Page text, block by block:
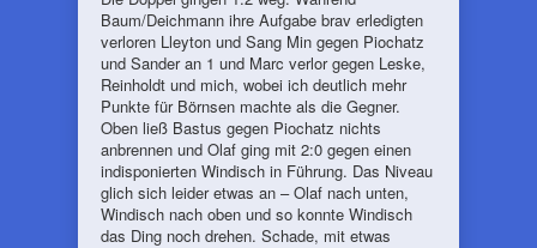
Baum/Deichmann ihre Aufgabe brav erledigten
verloren Lleyton und Sang Min gegen Piochatz
und Sander an 1 und Marc verlor gegen Leske,
Reinholdt und mich, wobei ich deutlich mehr
Punkte für Börnsen machte als die Gegner.
Oben ließ Bastus gegen Piochatz nichts
anbrennen und Olaf ging mit 2:0 gegen einen
indisponierten Windisch in Führung. Das Niveau
glich sich leider etwas an – Olaf nach unten,
Windisch nach oben und so konnte Windisch
das Ding noch drehen. Schade, mit etwas